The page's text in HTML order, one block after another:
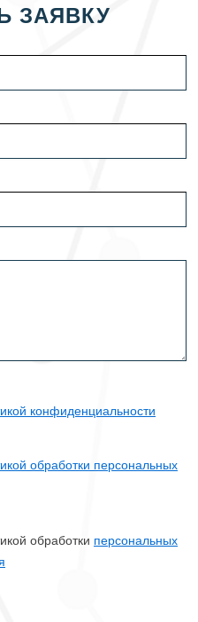
ЗАЯВКУ
конфиденциальности
обработки персональных
обработки персональных